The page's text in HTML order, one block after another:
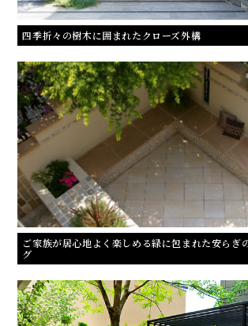
四季折々の樹木に囲まれたクローズ外構
ご家族が居心地よく楽しめる緑に包まれた安らぎ
グ